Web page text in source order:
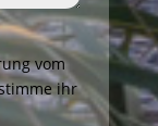
vom
ihr